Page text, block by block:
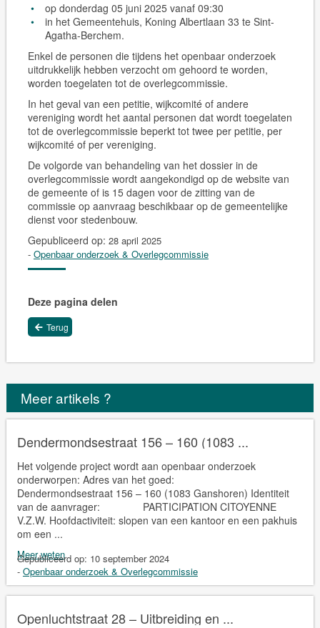
op donderdag 05 juni 2025 vanaf 09:30
in het Gemeentehuis, Koning Albertlaan 33 te Sint-
Agatha-Berchem.
Enkel de personen die tijdens het openbaar onderzoek
uitdrukkelijk hebben verzocht om gehoord te worden,
worden toegelaten tot de overlegcommissie.
In het geval van een petitie, wijkcomité of andere
vereniging wordt het aantal personen dat wordt toegelaten
tot de overlegcommissie beperkt tot twee per petitie, per
wijkcomité of per vereniging.
De volgorde van behandeling van het dossier in de
overlegcommissie wordt aangekondigd op de website van
de gemeente of is 15 dagen voor de zitting van de
commissie op aanvraag beschikbaar op de gemeentelijke
dienst voor stedenbouw.
Gepubliceerd op: 28 april 2025
- Openbaar onderzoek & Overlegcommissie
Deze pagina delen
Terug
Meer artikels ?
Dendermondsestraat 156 – 160 (1083 ...
Het volgende project wordt aan openbaar onderzoek
onderworpen: Adres van het goed:
Dendermondsestraat 156 – 160 (1083 Ganshoren) Identiteit
van de aanvrager: PARTICIPATION CITOYENNE
V.Z.W. Hoofdactiviteit: slopen van een kantoor en een pakhuis
om een ...
Meer weten
Gepubliceerd op: 10 september 2024
- Openbaar onderzoek & Overlegcommissie
Openluchtstraat 28 – Uitbreiding en ...